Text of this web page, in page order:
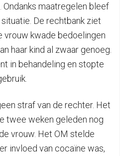
Ondanks maatregelen bleef
De rechtbank ziet
vrouw kwade bedoelingen
haar kind al zwaar genoeg.
in behandeling en stopte
straf van de rechter. Het
twee weken geleden nog
vrouw. Het OM stelde
invloed van cocaïne was,